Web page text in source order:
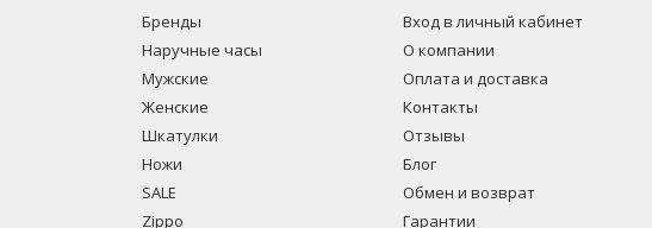
Бренды
Наручные часы
Мужские
Женские
Шкатулки
Ножи
SALE
Zippo
Вход в личный кабинет
О компании
Оплата и доставка
Контакты
Отзывы
Блог
Обмен и возврат
Гарантии